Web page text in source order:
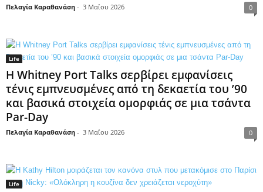
Πελαγία Καραθανάση - 3 Μαΐου 2026 0
Life
Η Whitney Port Talks σερβίρει εμφανίσεις
τένις εμπνευσμένες από τη δεκαετία του ’90
και βασικά στοιχεία ομορφιάς σε μια τσάντα
Par-Day
Πελαγία Καραθανάση - 3 Μαΐου 2026 0
Life